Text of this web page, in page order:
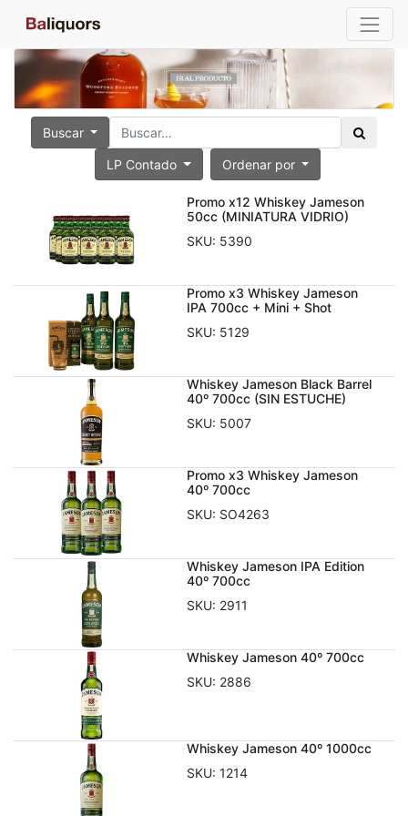
Buscar
LP Contado Ordenar por
Promo x12 Whiskey Jameson
50cc (MINIATURA VIDRIO)
SKU: 5390
Promo x3 Whiskey Jameson
IPA 700cc + Mini + Shot
SKU: 5129
Whiskey Jameson Black Barrel
40º 700cc (SIN ESTUCHE)
SKU: 5007
Promo x3 Whiskey Jameson
40º 700cc
SKU: SO4263
Whiskey Jameson IPA Edition
40º 700cc
SKU: 2911
Whiskey Jameson 40º 700cc
SKU: 2886
Whiskey Jameson 40º 1000cc
SKU: 1214